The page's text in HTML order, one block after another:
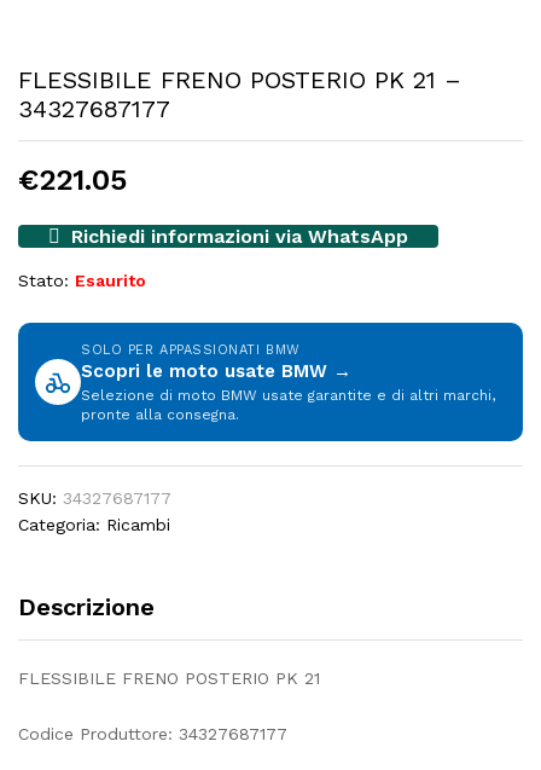
FLESSIBILE FRENO POSTERIO PK 21 –
34327687177
€221.05
Richiedi informazioni via WhatsApp
Stato: Esaurito
SOLO PER APPASSIONATI BMW
Scopri le moto usate BMW →
Selezione di moto BMW usate garantite e di altri marchi,
pronte alla consegna.
SKU: 34327687177
Categoria: Ricambi
Descrizione
FLESSIBILE FRENO POSTERIO PK 21
Codice Produttore: 34327687177